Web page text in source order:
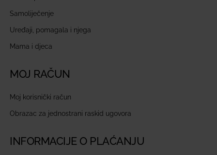
Samoliječenje
Uređaji, pomagala i njega
Mama i djeca
MOJ RAČUN
Moj korisnički račun
Obrazac za jednostrani raskid ugovora
INFORMACIJE O PLAĆANJU